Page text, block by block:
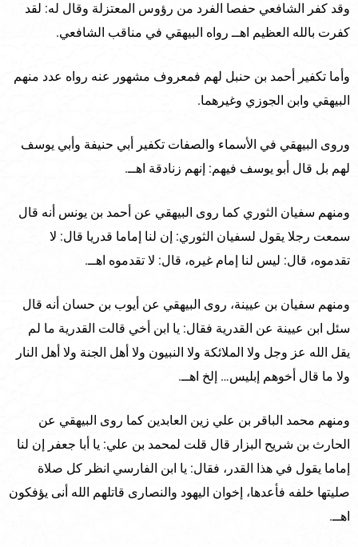
وقد كفر الشافعي حفصا الفرد من رؤوس المعتزلة وقال له: لقد
كفرت بالله العظيم اهــ رواه البيهقي في مناقب الشافعي.
وأما تكفير أحمد بن حنبل لهم فمعروف مشهور عنه رواه عدد منهم
البيهقي وابن الجوزي وغيرهما.
وروى البيهقي في الأسماء والصفات تكفير أبي حنيفة وأبي يوسف
لهم بل قال أبو يوسف فيهم: إنهم زنادقة اهــ.
ومنهم سفيان الثوري كما روى البيهقي عن أحمد بن يونس أنه قال
سمعت رجلا يقول لسفيان الثوري: إن لنا إماما قدريا قال: لا
تقدموه، قال: ليس لنا إمام غيره، قال: لا تقدموه اهــ.
ومنهم سفيان بن عيينة، روى البيهقي عن أيوب بن حسان أنه قال
سئل ابن عيينة عن القدرية فقال: يا ابن أخي قالت القدرية ما لم
يقل الله عز وجل ولا الملائكة ولا النبيون ولا أهل الجنة ولا أهل النار
ولا ما قال أخوهم إبليس… إلخ اهــ.
ومنهم محمد الباقر بن علي زين العابدين كما روى البيهقي عن
الحارث بن شريح البزار قال قلت لمحمد بن علي: يا أبا جعفر إن لنا
إماما يقول في هذا القدر، فقال: يا ابن الفارسي انظر كل صلاة
صليتها خلفه فأعدها، إخوان اليهود والنصارى قاتلهم الله أنى يؤفكون
اهــ.